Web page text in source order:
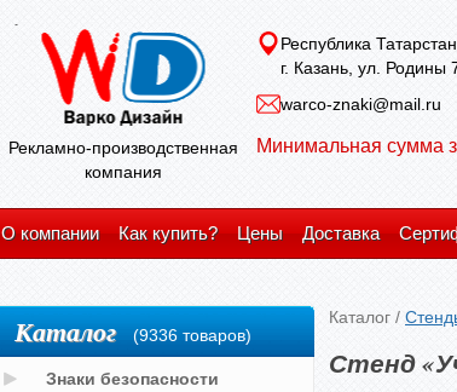
Рекламно-производственная
компания
Республика Татарстан,
г. Казань, ул. Родины
warco-znaki@mail.ru
Минимальная сумма
О компании Как купить? Цены Доставка
Каталог /
Стенд
Каталог (9336 товаров)
Знаки безопасности